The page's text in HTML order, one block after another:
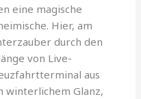
eine magische
Hier, am
durch den
von Live-
aus
winterlichem Glanz,